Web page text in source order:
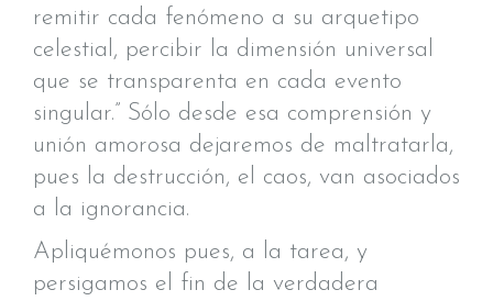
remitir cada fenómeno a su arquetipo
celestial, percibir la dimensión universal
que se transparenta en cada evento
singular.” Sólo desde esa comprensión y
unión amorosa dejaremos de maltratarla,
pues la destrucción, el caos, van asociados
a la ignorancia.
Apliquémonos pues, a la tarea, y
persigamos el fin de la verdadera